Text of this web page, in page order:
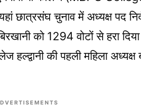
छात्रसंघ चुनाव में अध्यक्ष पद
को 1294 वोटों से हरा
हल्द्वानी की पहली महिला